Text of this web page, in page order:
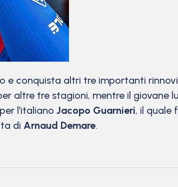
e conquista altri tre importanti
altre tre stagioni, mentre il giovane
l’italiano Jacopo Guarnieri, il quale
di Arnaud Demare.